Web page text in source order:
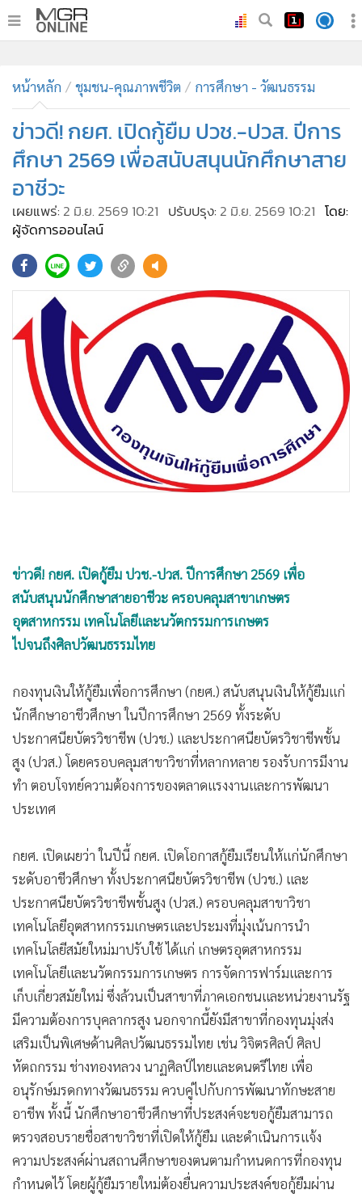
• ทันเหตุการณ์
• ภาคใต้
• ภูมิภาค
• Online Section
• บันเทิง
• ผู้จัดการรายวัน
• คอลัมนิสต์
• ละคร
• CbizReview
Cyber BIZ
• ผู้จัดกวน
Good health & Well-being
Green Innovation & SD
Management & HR
MGR Live
Infographic
• การเมือง
ต่างประเทศ
Special Scoop
เศรษฐกิจ-ธุรกิจ
• จีน
• อาชญากรรม
• Motoring
• เกม
• วิทยาศาสตร์
• SMEs
• หุ้น
• กองทุนรวม
• Celeb Online
• Factcheck
ญี่ปุ่น
News1
Gotomanager
หน้าหลัก ชุมชน-คุณภาพชีวิต การศึกษา - วัฒนธรรม
ข่าวดี! กยศ. เปิดกู้ยืม ปวช.-ปวส. ปีการ
ศึกษา 2569 เพื่อสนับสนุนนักศึกษาสาย
อาชีวะ
เผยแพร่: 2 มิ.ย. 2569 10:21 ปรับปรุง: 2 มิ.ย. 2569 10:21 โดย:
ผู้จัดการออนไลน์
ข่าวดี! กยศ. เปิดกู้ยืม ปวช.-ปวส. ปีการศึกษา 2569 เพื่อ
สนับสนุนนักศึกษาสายอาชีวะ ครอบคลุมสาขาเกษตร
อุตสาหกรรม เทคโนโลยีและนวัตกรรมการเกษตร
ไปจนถึงศิลปวัฒนธรรมไทย
กองทุนเงินให้กู้ยืมเพื่อการศึกษา (กยศ.) สนับสนุนเงินให้กู้ยืมแก่
นักศึกษาอาชีวศึกษา ในปีการศึกษา 2569 ทั้งระดับ
ประกาศนียบัตรวิชาชีพ (ปวช.) และประกาศนียบัตรวิชาชีพชั้น
สูง (ปวส.) โดยครอบคลุมสาขาวิชาที่หลากหลาย รองรับการมีงาน
ทำ ตอบโจทย์ความต้องการของตลาดแรงงานและการพัฒนา
ประเทศ
กยศ. เปิดเผยว่า ในปีนี้ กยศ. เปิดโอกาสกู้ยืมเรียนให้แก่นักศึกษา
ระดับอาชีวศึกษา ทั้งประกาศนียบัตรวิชาชีพ (ปวช.) และ
ประกาศนียบัตรวิชาชีพชั้นสูง (ปวส.) ครอบคลุมสาขาวิชา
เทคโนโลยีอุตสาหกรรมเกษตรและประมงที่มุ่งเน้นการนำ
เทคโนโลยีสมัยใหม่มาปรับใช้ ได้แก่ เกษตรอุตสาหกรรม
เทคโนโลยีและนวัตกรรมการเกษตร การจัดการฟาร์มและการ
เก็บเกี่ยวสมัยใหม่ ซึ่งล้วนเป็นสาขาที่ภาคเอกชนและหน่วยงานรัฐ
มีความต้องการบุคลากรสูง นอกจากนี้ยังมีสาขาที่กองทุนมุ่งส่ง
เสริมเป็นพิเศษด้านศิลปวัฒนธรรมไทย เช่น วิจิตรศิลป์ ศิลป
หัตถกรรม ช่างทองหลวง นาฏศิลป์ไทยและดนตรีไทย เพื่อ
อนุรักษ์มรดกทางวัฒนธรรม ควบคู่ไปกับการพัฒนาทักษะสาย
อาชีพ ทั้งนี้ นักศึกษาอาชีวศึกษาที่ประสงค์จะขอกู้ยืมสามารถ
ตรวจสอบรายชื่อสาขาวิชาที่เปิดให้กู้ยืม และดำเนินการแจ้ง
ความประสงค์ผ่านสถานศึกษาของตนตามกำหนดการที่กองทุน
กำหนดไว้ โดยผู้กู้ยืมรายใหม่ต้องยื่นความประสงค์ขอกู้ยืมผ่าน